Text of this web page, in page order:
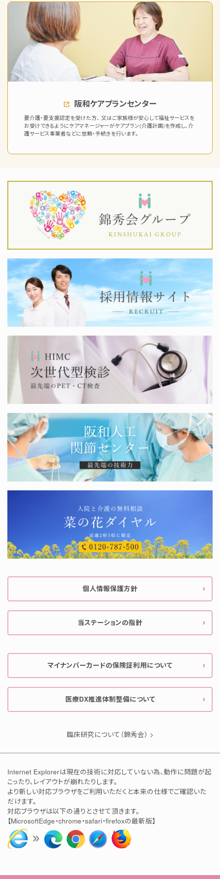
阪和ケアプランセンター
要介護・要支援認定を受けた方、 又はご家族様が安心して福祉サービスを
お受けできるようにケアマネージャーがケアプラン(介護計画)を作成し、介
護サービス事業者などに依頼・手続きを行います。
個人情報保護方針
当ステーションの指針
マイナンバーカードの保険証利用について
医療DX推進体制整備について
臨床研究について（錦秀会） >
Internet Explorerは現在の技術に対応していない為、動作に問題が起
こったり、レイアウトが崩れたりします。
より新しい対応ブラウザをご利用いただくと本来の仕様でご確認いた
だけます。
対応ブラウザは以下の通りとさせて頂きます。
【MicrosoftEdge・chrome・safari・firefoxの最新版】